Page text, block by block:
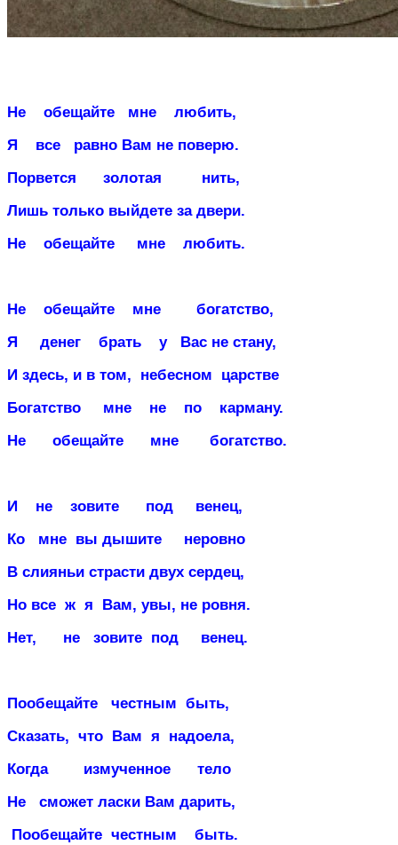
Не обещайте мне
любить,
Я
все равно Вам не поверю.
Порвется
золотая
нить,
Лишь только выйдете за двери.
Не
обещайте мне любить.
Не обещайте мне
богатство,
Я
денег брать у
Вас не стану,
И здесь, и в том, небесном царстве
Богатство
мне не по
карману.
Не
обещайте мне богатство.
И не зовите под
венец,
Ко
мне вы дышите
неровно
В слияньи страсти двух сердец,
Но все ж я Вам, увы, не ровня.
Нет,
не зовите под венец.
Пообещайте честным быть,
Сказать, что Вам я надоела,
Когда
измученное
тело
Не
сможет ласки Вам дарить,
Пообещайте честным быть.